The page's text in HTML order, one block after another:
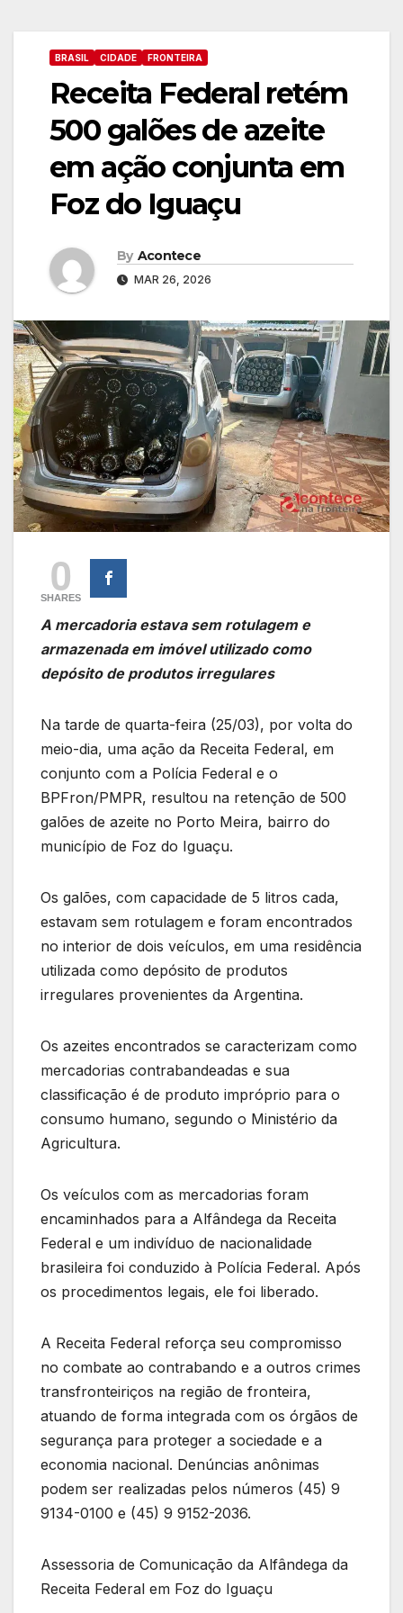
BRASIL CIDADE FRONTEIRA
Receita Federal retém
500 galões de azeite
em ação conjunta em
Foz do Iguaçu
By Acontece
MAR 26, 2026
0
SHARES
A mercadoria estava sem rotulagem e
armazenada em imóvel utilizado como
depósito de produtos irregulares
Na tarde de quarta-feira (25/03), por volta do
meio-dia, uma ação da Receita Federal, em
conjunto com a Polícia Federal e o
BPFron/PMPR, resultou na retenção de 500
galões de azeite no Porto Meira, bairro do
município de Foz do Iguaçu.
Os galões, com capacidade de 5 litros cada,
estavam sem rotulagem e foram encontrados
no interior de dois veículos, em uma residência
utilizada como depósito de produtos
irregulares provenientes da Argentina.
Os azeites encontrados se caracterizam como
mercadorias contrabandeadas e sua
classificação é de produto impróprio para o
consumo humano, segundo o Ministério da
Agricultura.
Os veículos com as mercadorias foram
encaminhados para a Alfândega da Receita
Federal e um indivíduo de nacionalidade
brasileira foi conduzido à Polícia Federal. Após
os procedimentos legais, ele foi liberado.
A Receita Federal reforça seu compromisso
no combate ao contrabando e a outros crimes
transfronteiriços na região de fronteira,
atuando de forma integrada com os órgãos de
segurança para proteger a sociedade e a
economia nacional. Denúncias anônimas
podem ser realizadas pelos números (45) 9
9134-0100 e (45) 9 9152-2036.
Assessoria de Comunicação da Alfândega da
Receita Federal em Foz do Iguaçu